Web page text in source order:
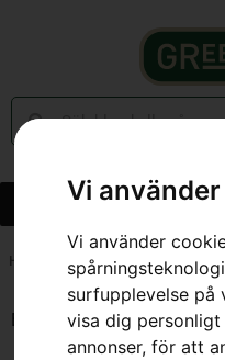
Vi
Vi använder
surfupplevelse på
visa dig
annonser, för att
Hem 7391736210072
Endast ett sökresultat